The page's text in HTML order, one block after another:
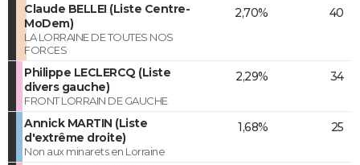
Claude BELLEI (Liste Centre-
MoDem)
LA LORRAINE DE TOUTES NOS
FORCES
2,70% 40
Philippe LECLERCQ (Liste
divers gauche)
FRONT LORRAIN DE GAUCHE
2,29% 34
Annick MARTIN (Liste
d'extrême droite)
Non aux minarets en Lorraine
1,68% 25